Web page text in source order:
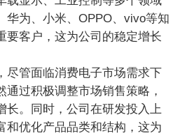
华为、小米、OPPO、vivo等知
要客户，这为公司的稳定增长
尽管面临消费电子市场需求下
过积极调整市场销售策略，
长。同时，公司在研发投入上
和优化产品品类和结构，这为